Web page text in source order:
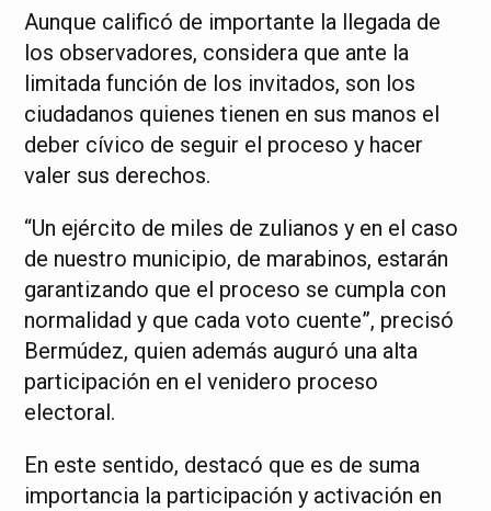
Aunque calificó de importante la llegada de
los observadores, considera que ante la
limitada función de los invitados, son los
ciudadanos quienes tienen en sus manos el
deber cívico de seguir el proceso y hacer
valer sus derechos.
“Un ejército de miles de zulianos y en el caso
de nuestro municipio, de marabinos, estarán
garantizando que el proceso se cumpla con
normalidad y que cada voto cuente”, precisó
Bermúdez, quien además auguró una alta
participación en el venidero proceso
electoral.
En este sentido, destacó que es de suma
importancia la participación y activación en